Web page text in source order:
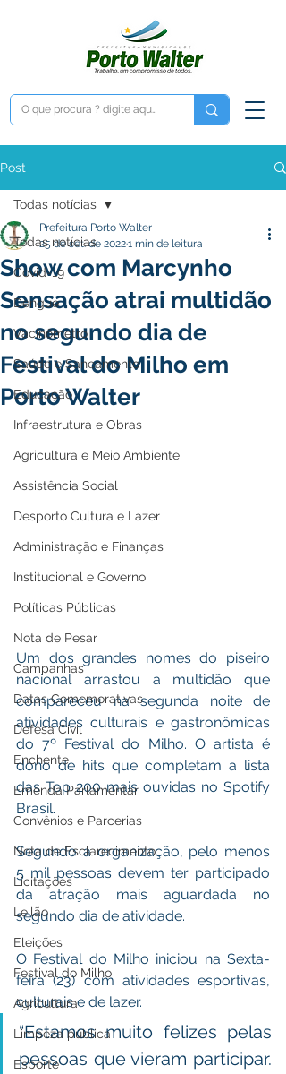
Post
Todas notícias
Covid-19
Dengue
Vacinômetro
Saúde e Saneamento
Educação
Infraestrutura e Obras
Agricultura e Meio Ambiente
Assistência Social
Desporto Cultura e Lazer
Administração e Finanças
Institucional e Governo
Políticas Públicas
Nota de Pesar
Campanhas
Datas Comemorativas
Defesa Civil
Enchente
Emenda Parlamentar
Convênios e Parcerias
Nota de Esclarecimento
Licitações
Leilão
Eleições
Festival do Milho
Agricultura
Limpeza pública
Esporte
Todas notícias
Show com Marcynho
Sensação atrai multidão
no segundo dia de
Festival do Milho em
Porto Walter
Prefeitura Porto Walter
25 de set. de 20221 min de leitura
Um dos grandes nomes do piseiro
nacional arrastou a multidão que
compareceu na segunda noite de
atividades culturais e gastronômicas
do 7º Festival do Milho. O artista é
dono de hits que completam a lista
das Top 200 mais ouvidas no Spotify
Brasil.
Segundo a organização, pelo menos
5 mil pessoas devem ter participado
da atração mais aguardada no
segundo dia de atividade.
O Festival do Milho iniciou na Sexta-
feira (23) com atividades esportivas,
culturais e de lazer.
“Estamos muito felizes pelas
pessoas que vieram participar.